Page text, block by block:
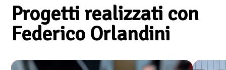
Progetti realizzati con
Federico Orlandini